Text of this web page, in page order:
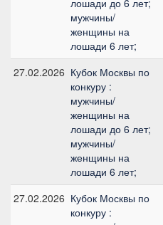
лошади до 6 лет;
мужчины/
женщины на
лошади 6 лет;
27.02.2026 Кубок Москвы по
конкуру :
мужчины/
женщины на
лошади до 6 лет;
мужчины/
женщины на
лошади 6 лет;
27.02.2026 Кубок Москвы по
конкуру :